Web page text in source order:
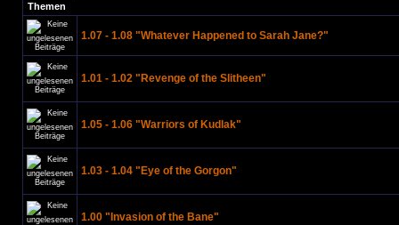
Themen
1.07 - 1.08 "Whatever Happened to Sarah Jane?"
1.01 - 1.02 "Revenge of the Slitheen"
1.05 - 1.06 "Warriors of Kudlak"
1.03 - 1.04 "Eye of the Gorgon"
1.00 "Invasion of the Bane"